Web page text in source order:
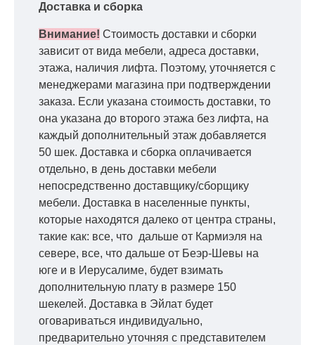
Доставка и сборка
Внимание! Стоимость доставки и сборки
зависит от вида мебели, адреса доставки,
этажа, наличия лифта. Поэтому, уточняется с
менеджерами магазина при подтверждении
заказа. Если указана стоимость доставки, то
она указана до второго этажа без лифта, на
каждый дополнительный этаж добавляется
50 шек. Доставка и сборка оплачивается
отдельно, в день доставки мебели
непосредственно доставщику/сборщику
мебели. Доставка в населенные пункты,
которые находятся далеко от центра страны,
такие как: все, что дальше от Кармиэля на
севере, все, что дальше от Беэр-Шевы на
юге и в Иерусалиме, будет взимать
дополнительную плату в размере 150
шекелей. Доставка в Эйлат будет
оговариваться индивидуально,
предварительно уточняя с представителем